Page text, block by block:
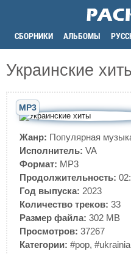
СБОРНИКИ АЛЬБОМЫ
Украинские
MP3
Жанр: Популярная
Исполнитель: VA
Формат: MP3
Продолжительность:
Год выпуска: 2023
Количество треков: 33
Размер файла: 302 MB
Просмотров: 37267
Категории: #pop,